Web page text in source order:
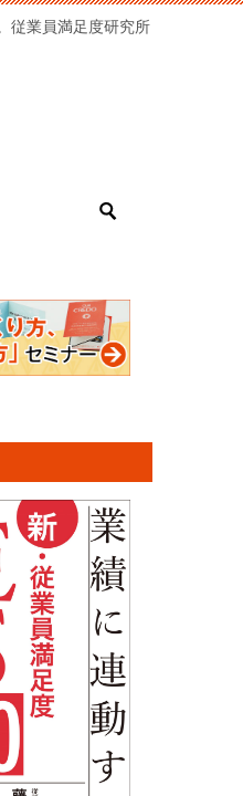
従業員満足度研究所